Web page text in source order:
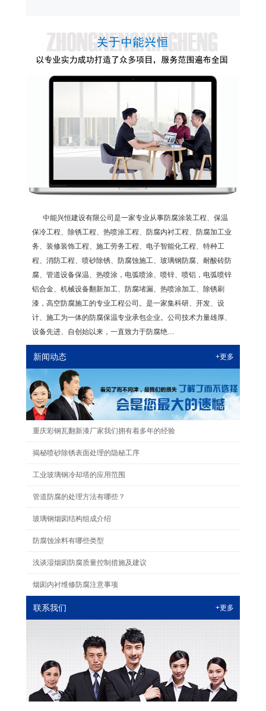
中能兴恒建设有限公司是一家专业从事防腐涂装工程、保温
保冷工程、除锈工程、热喷涂工程、防腐内衬工程、防腐加工业
务、装修装饰工程、施工劳务工程、电子智能化工程、特种工
程、消防工程、​喷砂除锈、防腐蚀施工、玻璃钢防腐、耐酸砖防
腐、管道设备保温、热喷涂，电弧喷涂、喷锌、喷铝，电弧喷锌
铝合金、机械设备翻新加工、防腐堵漏、热喷涂加工、除锈刷
漆，高空防腐施工的专业工程公司。是一家集科研、开发、设
计、施工为一体的防腐保温专业承包企业。公司技术力量雄厚、
设备先进、自创始以来，一直致力于防腐绝…
新闻动态 +更多
重庆彩钢瓦翻新漆厂家我们拥有着多年的经验
揭秘喷砂除锈表面处理的隐秘工序
工业玻璃钢冷却塔的应用范围
管道防腐的处理方法有哪些？
玻璃钢烟囱结构组成介绍
防腐蚀涂料有哪些类型
浅谈湿烟囱防腐质量控制措施及建议
烟囱内衬维修防腐注意事项
联系我们 +更多